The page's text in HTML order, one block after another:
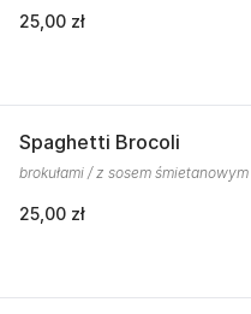
25,00 zł
Spaghetti Brocoli
brokułami / z sosem śmietanowym
25,00 zł